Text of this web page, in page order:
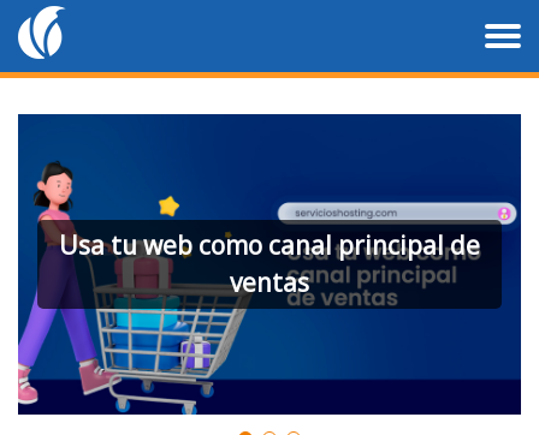
Usa tu web como canal principal de
ventas